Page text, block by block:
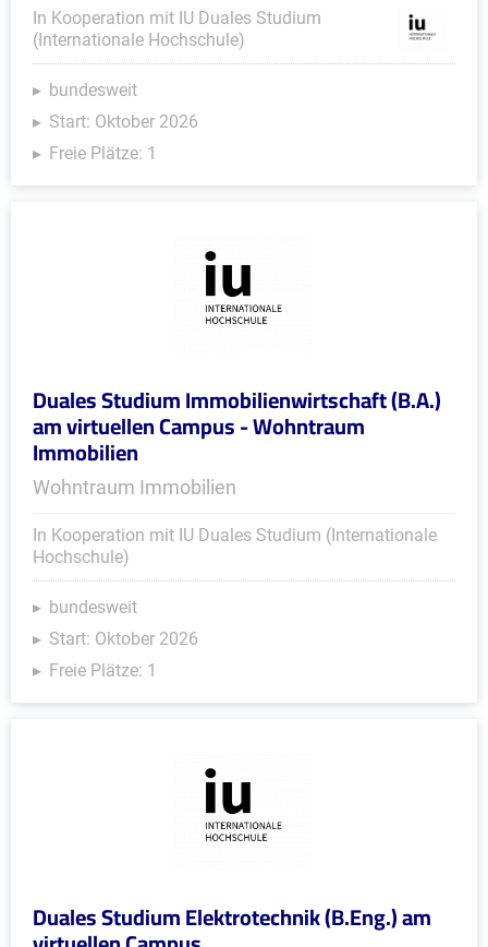
In Kooperation mit IU Duales Studium
(Internationale Hochschule)
bundesweit
Start: Oktober 2026
Freie Plätze: 1
Duales Studium Immobilienwirtschaft (B.A.)
am virtuellen Campus - Wohntraum
Immobilien
Wohntraum Immobilien
In Kooperation mit IU Duales Studium (Internationale
Hochschule)
bundesweit
Start: Oktober 2026
Freie Plätze: 1
Duales Studium Elektrotechnik (B.Eng.) am